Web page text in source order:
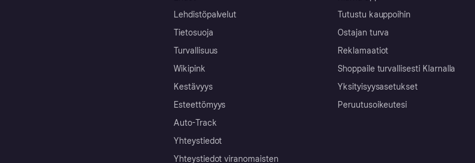
Lehdistöpalvelut
Tietosuoja
Turvallisuus
Wikipink
Kestävyys
Esteettömyys
Auto-Track
Yhteystiedot
Yhteystiedot viranomaisten
Tutustu kauppoihin
Ostajan turva
Reklamaatiot
Shoppaile turvallisesti Klarnalla
Yksityisyysasetukset
Peruutusoikeutesi